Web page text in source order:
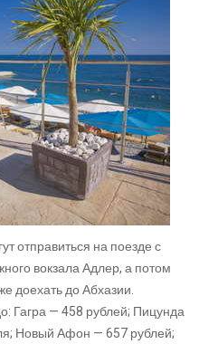
отправиться на поезде с
вокзала Адлер, а потом
доехать до Абхазии.
Гагра — 458 рублей; Пицунда
Новый Афон — 657 рублей;